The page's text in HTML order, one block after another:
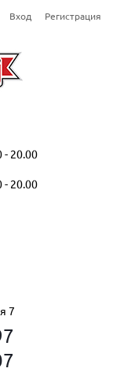
Вход Регистрация
20.00
20.00
7